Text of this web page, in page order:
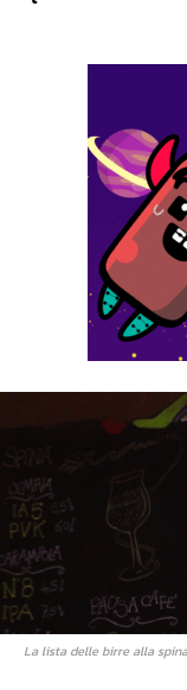
La lista delle birre alla spina